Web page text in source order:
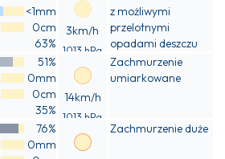
<1mm
0cm
63%
3km/h
1013 hPa
z możliwymi
przelotnymi
opadami deszczu
51%
0mm
0cm
35%
14km/h
1013 hPa
Zachmurzenie
umiarkowane
76%
0mm
Zachmurzenie duże